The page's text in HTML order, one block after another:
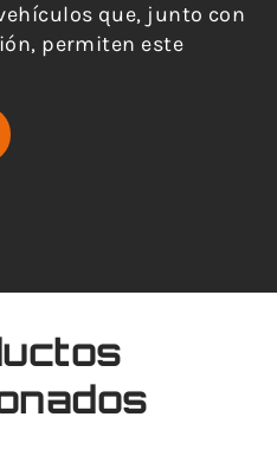
que, junto con
permiten este